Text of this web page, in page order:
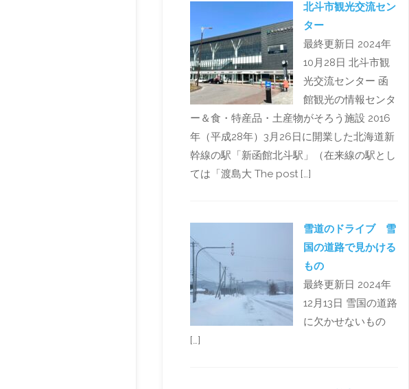
北斗市観光交流セン
ター
最終更新日 2024年
10月28日 北斗市観
光交流センター 函
館観光の情報センタ
ー＆食・特産品・土産物がそろう施設 2016
年（平成28年）3月26日に開業した北海道新
幹線の駅「新函館北斗駅」（在来線の駅とし
ては「渡島大 The post […]
雪道のドライブ 雪
国の道路で見かける
もの
最終更新日 2024年
12月13日 雪国の道路
に欠かせないもの
[…]